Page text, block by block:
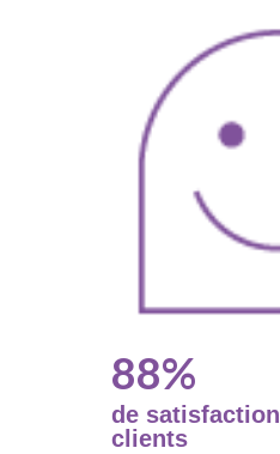
88%
de satisfaction
clients